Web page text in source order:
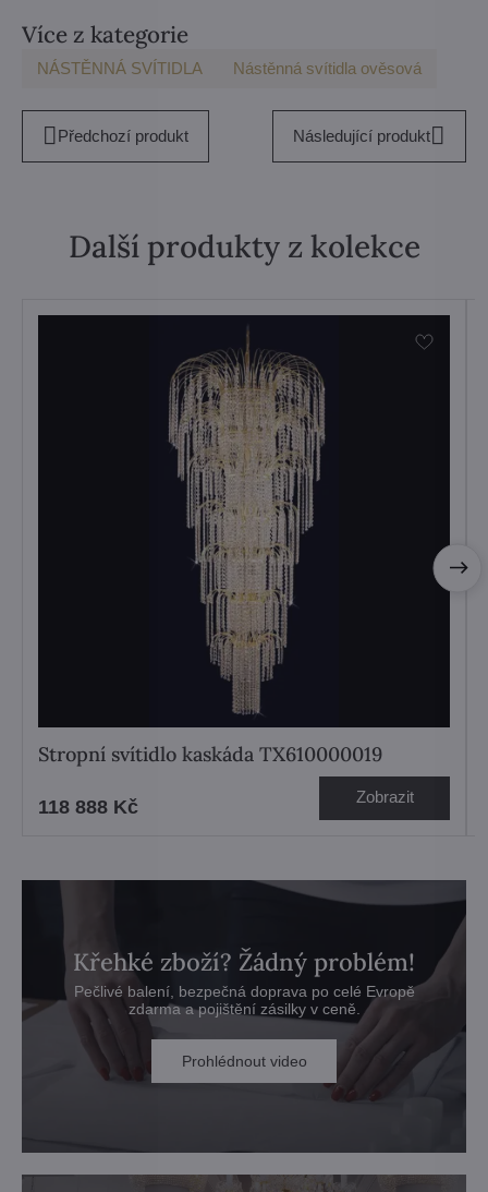
Více z kategorie
NÁSTĚNNÁ SVÍTIDLA Nástěnná svítidla ověsová
Předchozí produkt Následující produkt
Další produkty z kolekce
Stropní svítidlo kaskáda TX610000019
118 888 Kč Zobrazit
Křehké zboží? Žádný problém!
Pečlivé balení, bezpečná doprava po celé Evropě
zdarma a pojištění zásilky v ceně.
Prohlédnout video